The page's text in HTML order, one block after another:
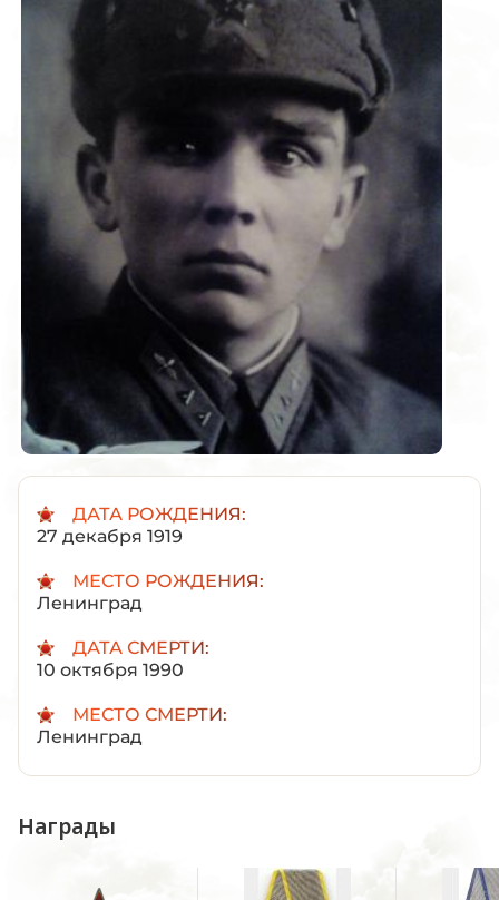
ДАТА РОЖДЕНИЯ:
27 декабря 1919
МЕСТО РОЖДЕНИЯ:
Ленинград
ДАТА СМЕРТИ:
10 октября 1990
МЕСТО СМЕРТИ:
Ленинград
Награды